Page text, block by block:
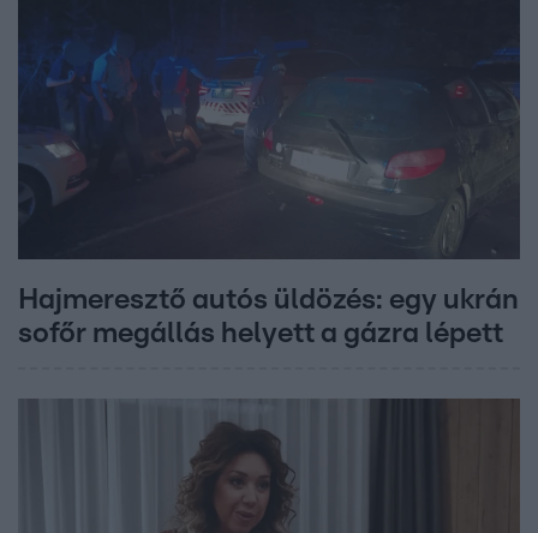
Hajmeresztő autós üldözés: egy ukrán
sofőr megállás helyett a gázra lépett